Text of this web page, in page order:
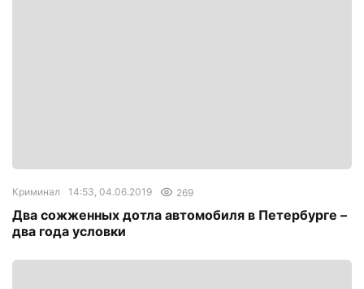
Криминал 14:53, 04.06.2019 269
Два сожженных дотла автомобиля в Петербурге –
два года условки